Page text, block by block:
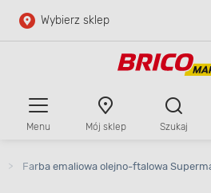
Przejdź do głównej zawartości
Wybierz sklep
Menu Mój sklep Szukaj
> Farba emaliowa olejno-ftalowa